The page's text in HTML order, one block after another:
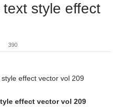
style effect
390
effect vector vol 209